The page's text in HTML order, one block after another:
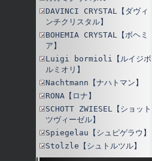
DAVINCI CRYSTAL【ダヴィ
ンチクリスタル】
BOHEMIA CRYSTAL【ボヘミ
ア】
Luigi bormioli【ルイジボ
ルミオリ】
Nachtmann【ナハトマン】
RONA【ロナ】
SCHOTT ZWIESEL【ショット
ツヴィーゼル】
Spiegelau【シュピゲラウ】
Stolzle【シュトルツル】